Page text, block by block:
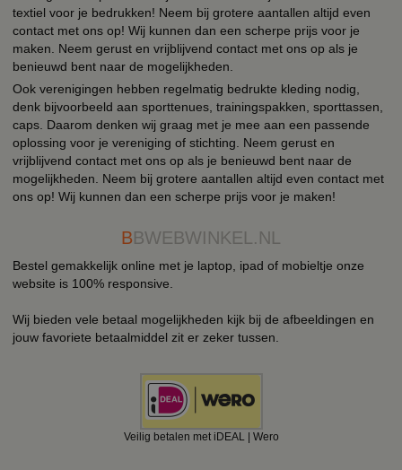
textiel voor je bedrukken! Neem bij grotere aantallen altijd even
contact met ons op! Wij kunnen dan een scherpe prijs voor je
maken. Neem gerust en vrijblijvend contact met ons op als je
benieuwd bent naar de mogelijkheden.
Ook verenigingen hebben regelmatig bedrukte kleding nodig,
denk bijvoorbeeld aan sporttenues, trainingspakken, sporttassen,
caps. Daarom denken wij graag met je mee aan een passende
oplossing voor je vereniging of stichting. Neem gerust en
vrijblijvend contact met ons op als je benieuwd bent naar de
mogelijkheden. Neem bij grotere aantallen altijd even contact met
ons op! Wij kunnen dan een scherpe prijs voor je maken!
BBWEBWINKEL.NL
Bestel gemakkelijk online met je laptop, ipad of mobieltje onze
website is 100% responsive.
Wij bieden vele betaal mogelijkheden kijk bij de afbeeldingen en
jouw favoriete betaalmiddel zit er zeker tussen.
Veilig betalen met iDEAL | Wero